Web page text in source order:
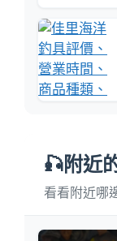
🎣附近
看看附近哪